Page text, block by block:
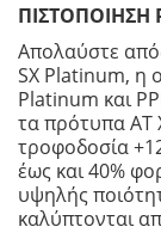
ΠΙΣΤΟΠΟΙΗΣΗ
Απολαύστε
SX Platinum, η
Platinum και
τα πρότυπα AT
τροφοδοσία
έως και 40%
υψηλής
καλύπτονται